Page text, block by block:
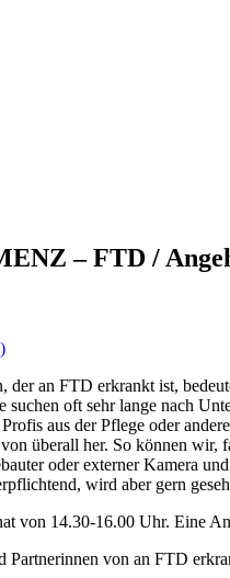
– FTD /
der an FTD erkrankt ist,
oft sehr lange nach
aus der Pflege oder
überall her. So können
oder externer Kamera
wird aber gern
von 14.30-16.00 Uhr. Eine
Partnerinnen von an FTD